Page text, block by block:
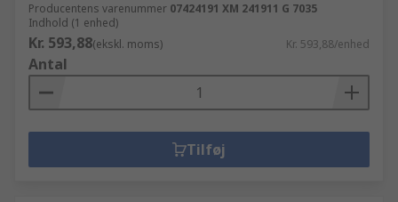
Producentens varenummer 07424191 XM 241911 G 7035
Indhold (1 enhed)
Kr. 593,88(ekskl. moms) Kr. 593,88/enhed
Antal
Tilføj